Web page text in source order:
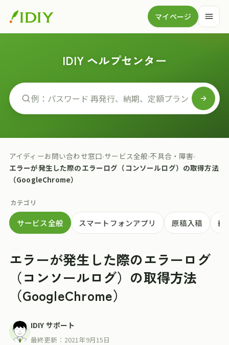
マイページ
IDIY ヘルプセンター
アイディーお問い合わせ窓口›サービス全般›不具合・障害›
エラーが発生した際のエラーログ（コンソールログ）の取得方法
（GoogleChrome）
カテゴリ
サービス全般 スマートフォンアプリ 原稿入稿 納
エラーが発生した際のエラーログ
（コンソールログ）の取得方法
（GoogleChrome）
IDIY サポート
最終更新： 2021年9月15日